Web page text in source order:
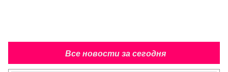
Все новости за сегодня